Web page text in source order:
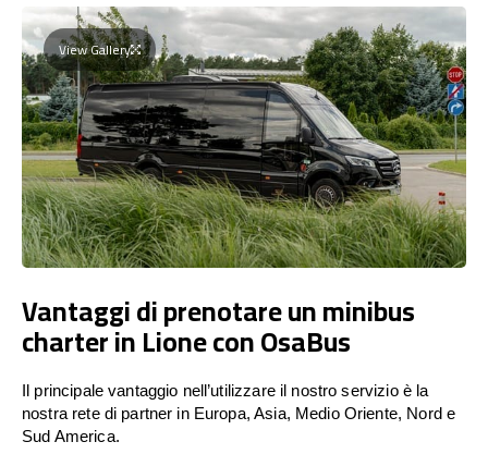
View Gallery
Vantaggi di prenotare un minibus
charter in Lione con OsaBus
Il principale vantaggio nell’utilizzare il nostro servizio è la
nostra rete di partner in Europa, Asia, Medio Oriente, Nord e
Sud America.